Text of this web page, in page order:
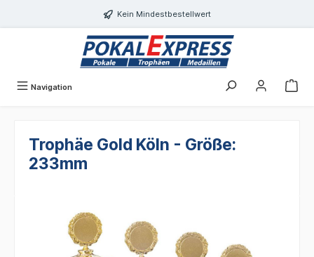
Kein Mindestbestellwert
Navigation
Trophäe Gold Köln - Größe:
233mm
Bildergalerie überspringen